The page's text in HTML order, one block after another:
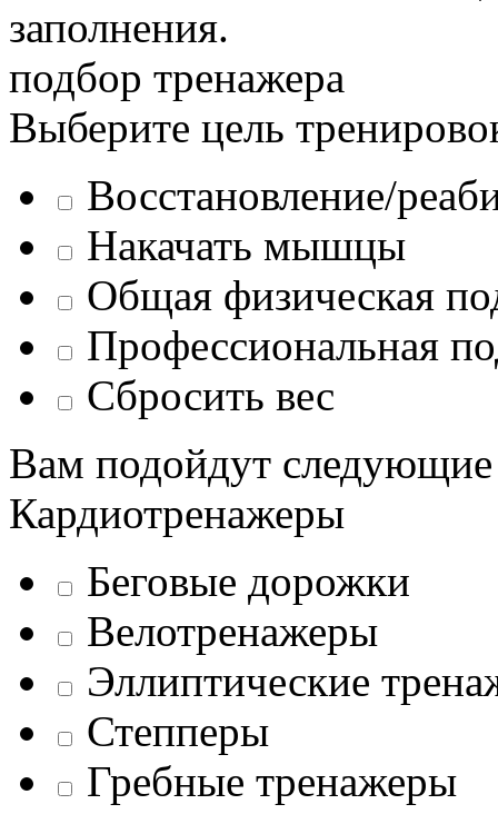
заполнения.
подбор тренажера
Выберите цель
Восстановление/
Накачать мышцы
Общая физическая
Профессиональная
Сбросить вес
Вам подойдут
Кардиотренажеры
Беговые дорожки
Велотренажеры
Эллиптические
Степперы
Гребные тренажеры